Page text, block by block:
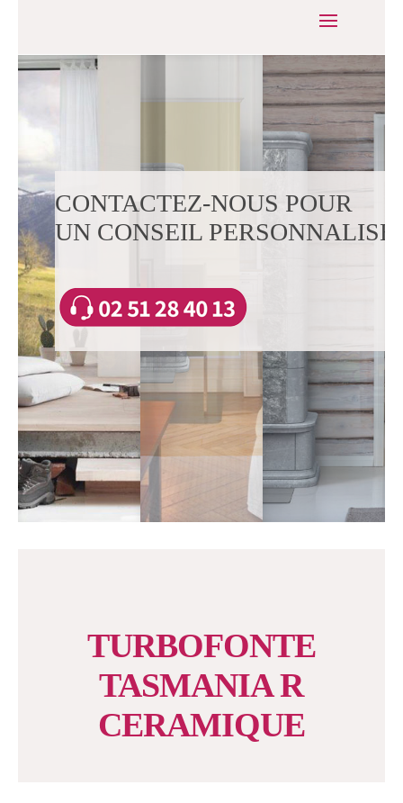
CONTACTEZ-NOUS POUR
UN CONSEIL PERSONNALISÉ
TURBOFONTE
TASMANIA R
CERAMIQUE